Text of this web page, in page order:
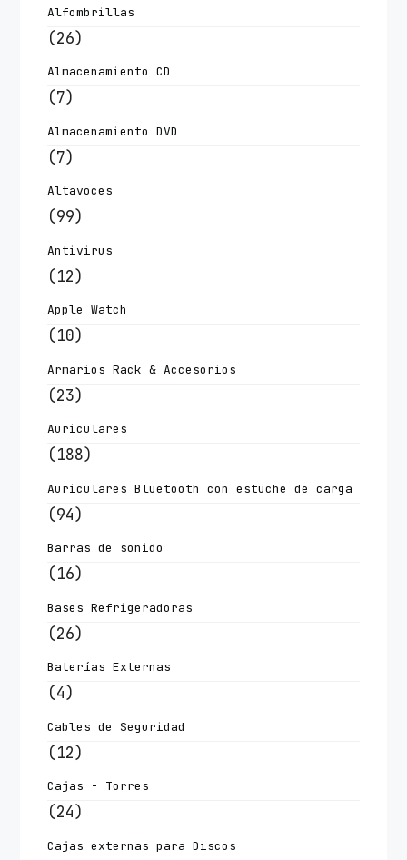
Alfombrillas
(26)
Almacenamiento CD
(7)
Almacenamiento DVD
(7)
Altavoces
(99)
Antivirus
(12)
Apple Watch
(10)
Armarios Rack & Accesorios
(23)
Auriculares
(188)
Auriculares Bluetooth con estuche de carga
(94)
Barras de sonido
(16)
Bases Refrigeradoras
(26)
Baterías Externas
(4)
Cables de Seguridad
(12)
Cajas - Torres
(24)
Cajas externas para Discos